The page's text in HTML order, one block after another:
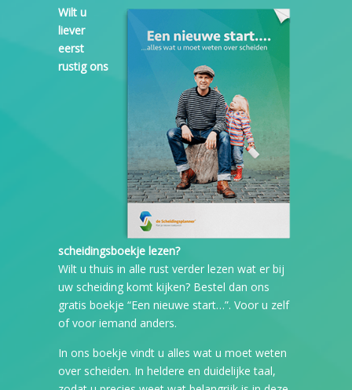
Wilt u
liever
eerst
rustig ons
scheidingsboekje lezen?
Wilt u thuis in alle rust verder lezen wat er bij
uw scheiding komt kijken? Bestel dan ons
gratis boekje “Een nieuwe start…”. Voor u zelf
of voor iemand anders.
In ons boekje vindt u alles wat u moet weten
over scheiden. In heldere en duidelijke taal,